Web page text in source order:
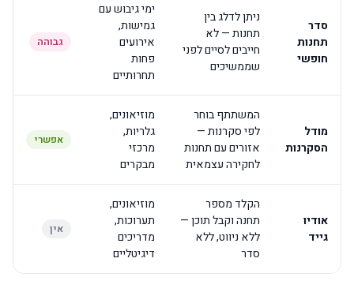
סדר
תחנות
חופשי
ניתן לדלג בין
תחנות — לא
חייבים לסיים לפני
שממשיכים
ימי גיבוש עם
גמישות,
אירועים
פחות
תחרותיים
גבוהה
מודל
הסקרנות
המשתתף בוחר
לפי סקרנות —
אזורים עם תחנות
לחקירה עצמאית
מוזיאונים,
גלריות,
מרכזי
מבקרים
אפשרי
אודיו
גייד
הקלד מספר
תחנה וקבל תוכן —
ללא ניווט, ללא
סדר
מוזיאונים,
תערוכות,
מדריכים
דיגיטליים
אין